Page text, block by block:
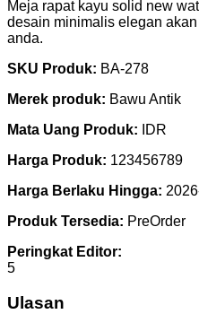
Meja rapat kayu solid new
desain minimalis elegan
anda.
SKU Produk: BA-278
Merek produk: Bawu Antik
Mata Uang Produk:
IDR
Harga Produk: 123456789
Harga Berlaku Hingga:
Produk Tersedia: PreOrder
Peringkat Editor:
5
Ulasan